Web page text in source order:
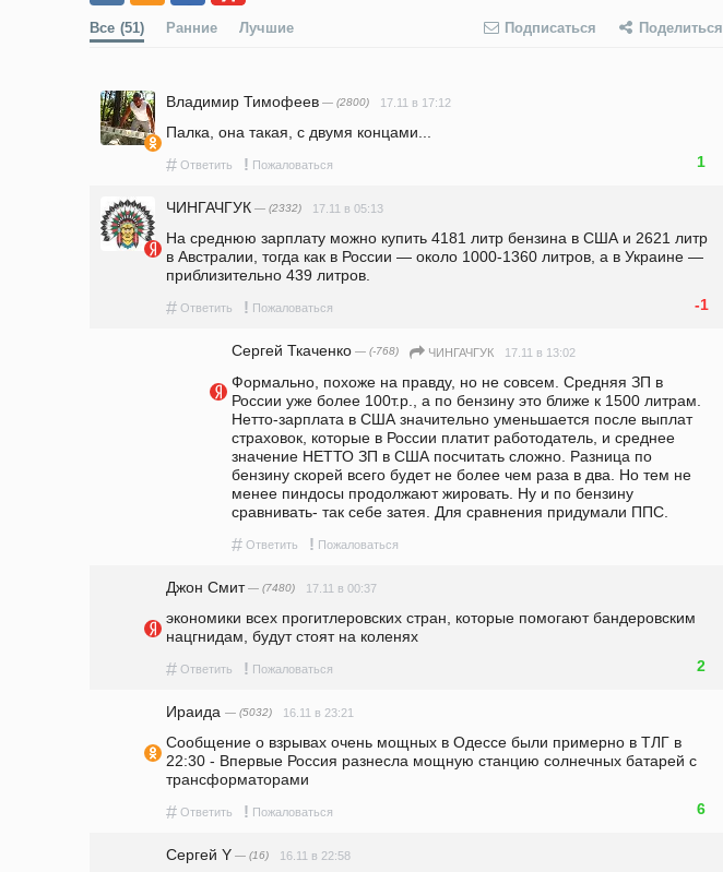
Все (51) Ранние Лучшие Подписаться Поделиться
Владимир Тимофеев — (2800) 17.11 в 17:12
Палка, она такая, с двумя концами...
# Ответить ! Пожаловаться 1
ЧИНГАЧГУК — (2332) 17.11 в 05:13
На среднюю зарплату можно купить 4181 литр бензина в США и 2621 литр
в Австралии, тогда как в России — около 1000-1360 литров, а в Украине —
приблизительно 439 литров.
# Ответить ! Пожаловаться -1
Сергей Ткаченко — (-768) ЧИНГАЧГУК 17.11 в 13:02
Формально, похоже на правду, но не совсем. Средняя ЗП в
России уже более 100т.р., а по бензину это ближе к 1500 литрам.
Нетто-зарплата в США значительно уменьшается после выплат
страховок, которые в России платит работодатель, и среднее
значение НЕТТО ЗП в США посчитать сложно. Разница по
бензину скорей всего будет не более чем раза в два. Но тем не
менее пиндосы продолжают жировать. Ну и по бензину
сравнивать- так себе затея. Для сравнения придумали ППС.
# Ответить ! Пожаловаться
Джон Смит— (7480) 17.11 в 00:37
экономики всех прогитлеровских стран, которые помогают бандеровским
нацгнидам, будут стоят на коленях
# Ответить ! Пожаловаться 2
Ираида — (5032) 16.11 в 23:21
Сообщение о взрывах очень мощных в Одессе были примерно в ТЛГ в
22:30 - Впервые Россия разнесла мощную станцию солнечных батарей с
трансформаторами
# Ответить ! Пожаловаться 6
Сергeй Y — (16) 16.11 в 22:58